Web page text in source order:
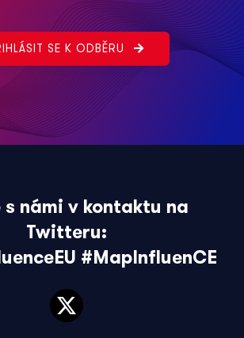
SE K ODBĚRU
námi v kontaktu na
Twitteru:
#MapInfluenCE